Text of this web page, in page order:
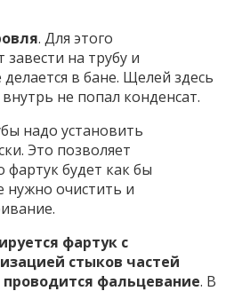
. Для этого
на трубу и
в бане. Щелей здесь
не попал конденсат.
надо установить
Это позволяет
фартук будет как бы
нужно очистить и
фартук с
стыков частей
фальцевание. В